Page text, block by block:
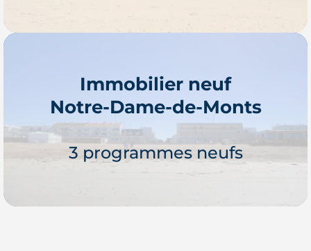
Je découvre
Immobilier neuf
Notre-Dame-de-Monts
3 programmes neufs